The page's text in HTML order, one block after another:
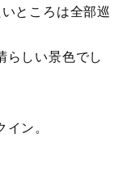
ところは全部巡
らしい景色でし
ン。